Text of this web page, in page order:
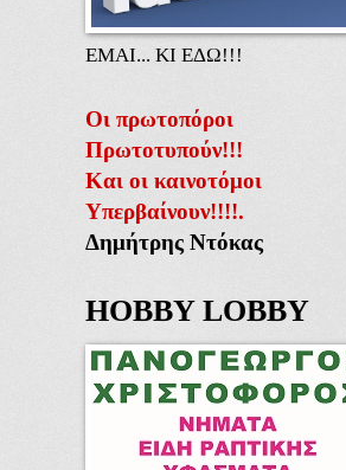
ΕΜΑΙ... ΚΙ ΕΔΩ!!!
Οι πρωτοπόροι
Πρωτοτυπούν!!!
Και οι καινοτόμοι
Υπερβαίνουν!!!!.
Δημήτρης Ντόκας
HOBBY LOBBY